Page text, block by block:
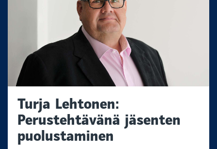
Turja Lehtonen:
Perustehtävänä jäsenten
puolustaminen